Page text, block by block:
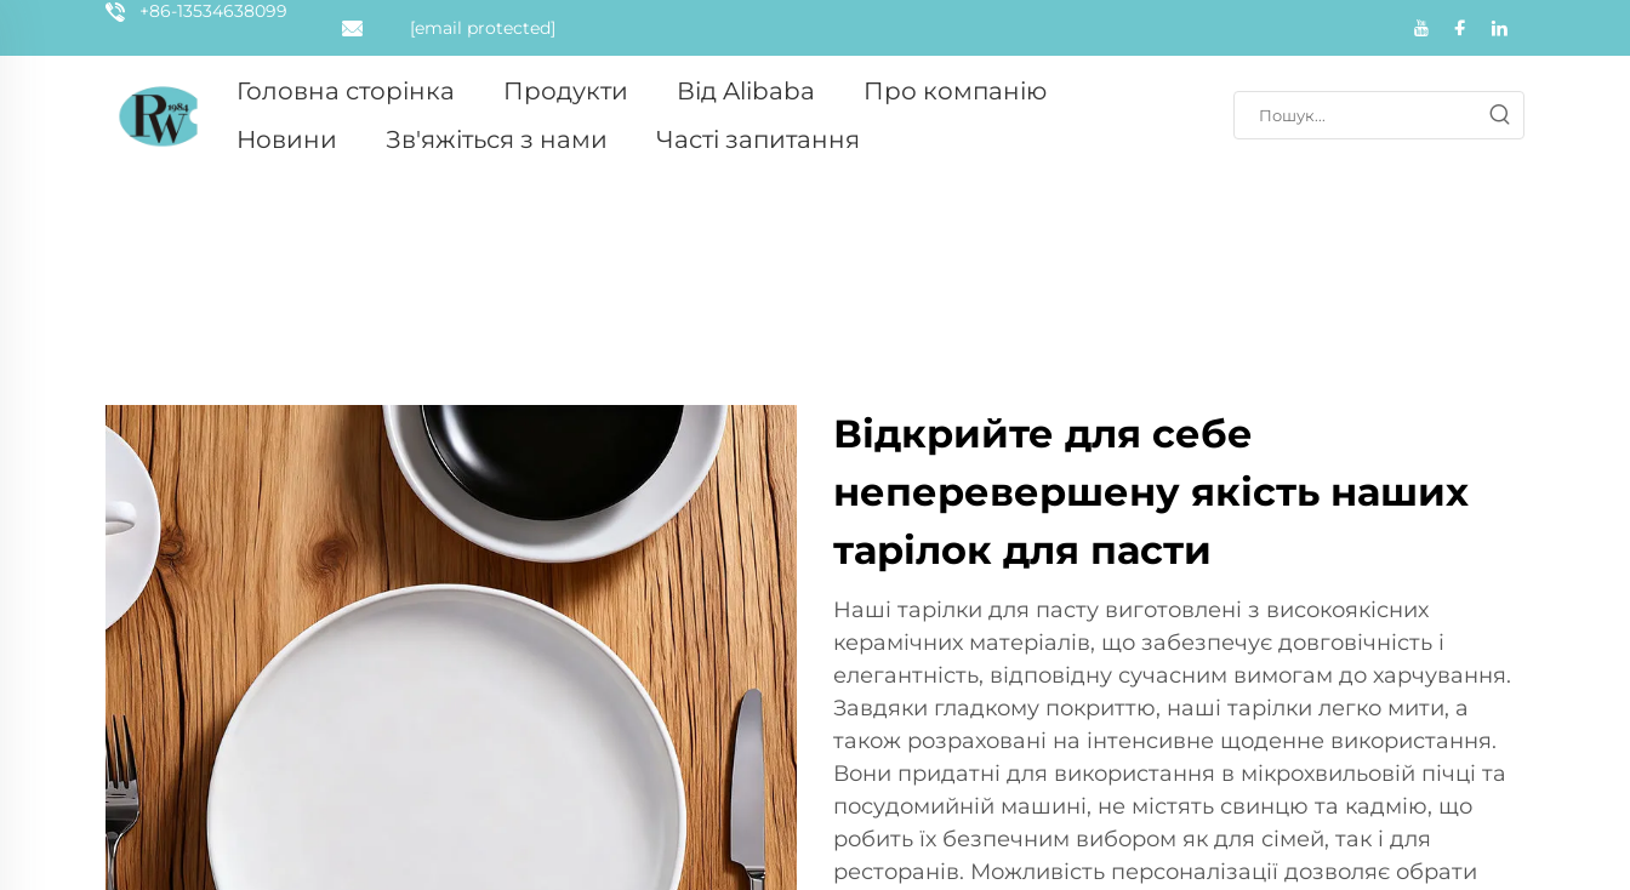
+86-13534638099
[email protected]
Головна сторінка Продукти Від Alibaba
Про компанію
Новини
Зв'яжіться з нами Часті запитання
Відкрийте для себе
неперевершену якість наших
тарілок для пасти
Наші тарілки для пасту виготовлені з високоякісних
керамічних матеріалів, що забезпечує довговічність і
елегантність, відповідну сучасним вимогам до харчування.
Завдяки гладкому покриттю, наші тарілки легко мити, а
також розраховані на інтенсивне щоденне використання.
Вони придатні для використання в мікрохвильовій пічці та
посудомийній машині, не містять свинцю та кадмію, що
робить їх безпечним вибором як для сімей, так і для
ресторанів. Можливість персоналізації дозволяє обрати